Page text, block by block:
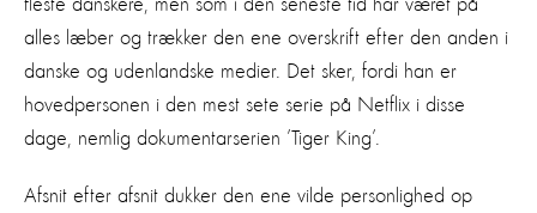
alles læber og trækker den ene overskrift efter den anden i
danske og udenlandske medier. Det sker, fordi han er
hovedpersonen i den mest sete serie på Netflix i disse
dage, nemlig dokumentarserien ’Tiger King’.
Afsnit efter afsnit dukker den ene vilde personlighed op